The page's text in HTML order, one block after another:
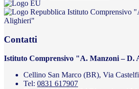
Istituto Comprensivo
Alighieri"
Contatti
Istituto Comprensivo "A. Manzoni – D.
Cellino San Marco (BR), Via
Tel: 0831 617907